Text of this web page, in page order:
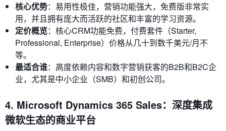
核心优势：易用性极佳，营销功能强大，免费版非常实
用，并且拥有庞大而活跃的社区和丰富的学习资源。
定价概览：核心CRM功能免费，付费套件（Starter,
Professional, Enterprise）价格从几十到数千美元/月不
等。
最适合谁：高度依赖内容和数字营销获客的B2B和B2C企
业，尤其是中小企业（SMB）和初创公司。
4. Microsoft Dynamics 365 Sales：深度集成
微软生态的商业平台